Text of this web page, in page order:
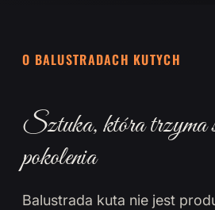
O BALUSTRADACH KUTYCH
Sztuka, która trzyma
pokolenia
Balustrada kuta nie jest